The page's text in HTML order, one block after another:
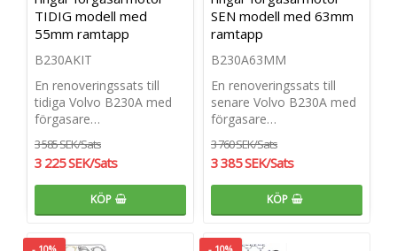
TIDIG modell med
55mm ramtapp
B230AKIT
En renoveringssats till
tidiga Volvo B230A med
förgasare…
3 585 SEK/Sats
3 225 SEK/Sats
KÖP
SEN modell med 63mm
ramtapp
B230A63MM
En renoveringssats till
senare Volvo B230A med
förgasare…
3 760 SEK/Sats
3 385 SEK/Sats
KÖP